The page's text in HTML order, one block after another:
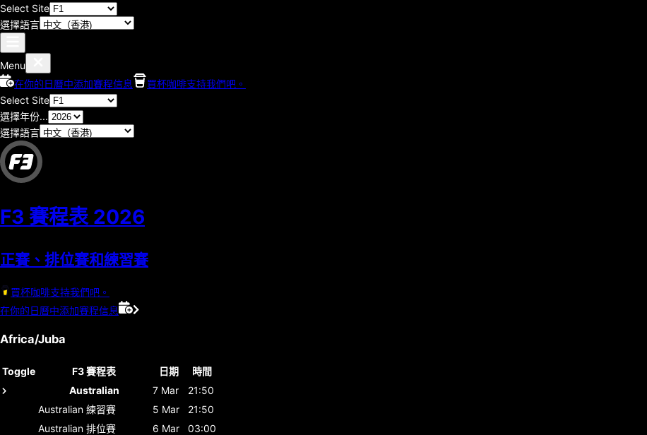
Select Site
選擇語言
Menu
在你的日曆中添加賽程信息
買杯咖啡支持我們吧。
Select Site
選擇年份...
選擇語言
F3 賽程表 2026
正賽、排位賽和練習賽
買杯咖啡支持我們吧。
在你的日曆中添加賽程信息
Africa/Juba
Toggle F3 賽程表 日期
時間
Australian
7 Mar
21:50
Australian 練習賽 5 Mar
21:50
Australian 排位賽 6 Mar
03:00